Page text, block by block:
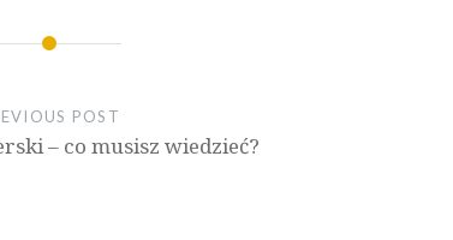
POST
– co musisz wiedzieć?